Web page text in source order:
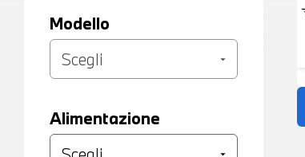
Modello
Alimentazione